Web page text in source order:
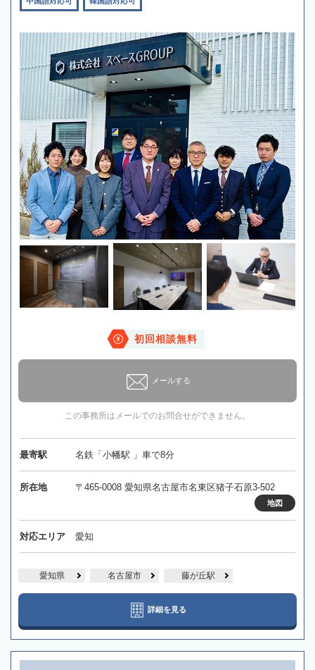
初回相談無料
メールする
この事務所はメールでのお問合せができません。
最寄駅 名鉄「小幡駅 」車で8分
所在地 〒465-0008 愛知県名古屋市名東区猪子石原3-502
地図
対応エリア 愛知
愛知県 名古屋市 藤が丘駅
詳細を見る